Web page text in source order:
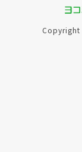
Copyright